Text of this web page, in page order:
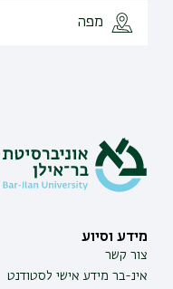
מפה
מידע וסיוע
צור קשר
אינ-בר מידע אישי לסטודנט